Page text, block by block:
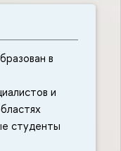
в
и
студенты